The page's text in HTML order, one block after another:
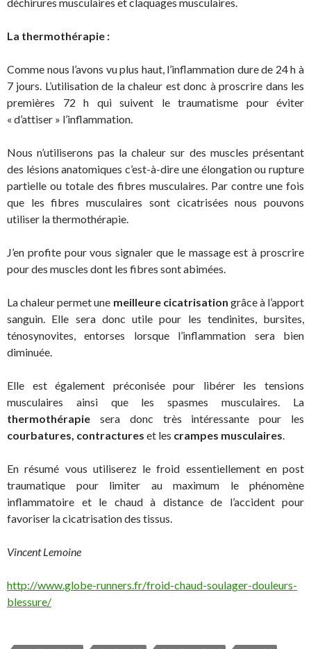
La thermothérapie :
Comme nous l’avons vu plus haut, l’inflammation dure de 24 h à
7 jours. L’utilisation de la chaleur est donc à proscrire dans les
premières 72 h qui suivent le traumatisme pour éviter
« d’attiser » l’inflammation.
Nous n’utiliserons pas la chaleur sur des muscles présentant
des lésions anatomiques c’est-à-dire une élongation ou rupture
partielle ou totale des fibres musculaires. Par contre une fois
que les fibres musculaires sont cicatrisées nous pouvons
utiliser la thermothérapie.
J’en profite pour vous signaler que le massage est à proscrire
pour des muscles dont les fibres sont abimées.
La chaleur permet une meilleure cicatrisation grâce à l’apport
sanguin. Elle sera donc utile pour les tendinites, bursites,
ténosynovites, entorses lorsque l’inflammation sera bien
diminuée.
Elle est également préconisée pour libérer les tensions
musculaires ainsi que les spasmes musculaires. La
thermothérapie sera donc très intéressante pour les
courbatures, contractures et les crampes musculaires.
En résumé vous utiliserez le froid essentiellement en post
traumatique pour limiter au maximum le phénomène
inflammatoire et le chaud à distance de l’accident pour
favoriser la cicatrisation des tissus.
Vincent Lemoine
http://www.globe-runners.fr/froid-chaud-soulager-douleurs-
blessure/